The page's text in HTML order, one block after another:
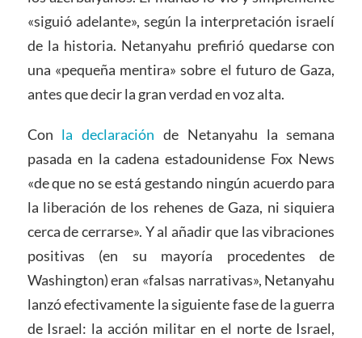
«siguió adelante», según la interpretación israelí
de la historia. Netanyahu prefirió quedarse con
una «pequeña mentira» sobre el futuro de Gaza,
antes que decir la gran verdad en voz alta.
Con la declaración de Netanyahu la semana
pasada en la cadena estadounidense Fox News
«de que no se está gestando ningún acuerdo para
la liberación de los rehenes de Gaza, ni siquiera
cerca de cerrarse». Y al añadir que las vibraciones
positivas (en su mayoría procedentes de
Washington) eran «falsas narrativas», Netanyahu
lanzó efectivamente la siguiente fase de la guerra
de Israel: la acción militar en el norte de Israel,